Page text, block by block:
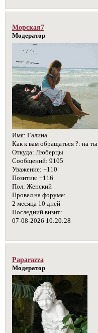
Морская7
Модератор
Имя: Галина
Как к вам обращаться ?: на ты
Откуда: Люберцы
Сообщений: 9105
Уважение: +110
Позитив: +116
Пол: Женский
Провел на форуме:
2 месяца 10 дней
Последний визит:
07-08-2026 10:20:28
Paparazza
Модератор